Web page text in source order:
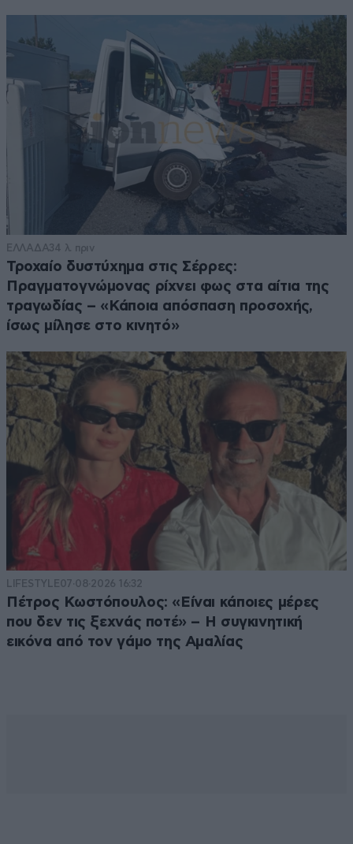
ΕΛΛΑΔΑ34 λ. πριν
Τροχαίο δυστύχημα στις Σέρρες:
Πραγματογνώμονας ρίχνει φως στα αίτια της
τραγωδίας – «Κάποια απόσπαση προσοχής,
ίσως μίλησε στο κινητό»
LIFESTYLE07·08·2026 16:32
Πέτρος Κωστόπουλος: «Είναι κάποιες μέρες
που δεν τις ξεχνάς ποτέ» – Η συγκινητική
εικόνα από τον γάμο της Αμαλίας